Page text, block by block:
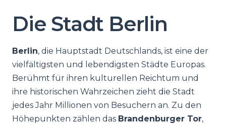
Die Stadt Berlin
Berlin, die Hauptstadt Deutschlands, ist eine der
vielfältigsten und lebendigsten Städte Europas.
Berühmt für ihren kulturellen Reichtum und
ihre historischen Wahrzeichen zieht die Stadt
jedes Jahr Millionen von Besuchern an. Zu den
Höhepunkten zählen das Brandenburger Tor,